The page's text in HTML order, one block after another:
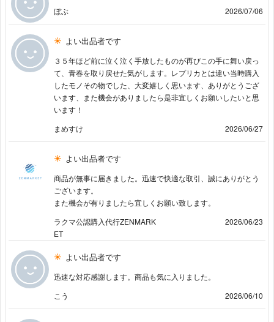
ぼぶ 2026/07/06
よい出品者です
３５年ほど前に泣く泣く手放したものが再びこの手に舞い戻っ
て、青春を取り戻せた気がします。レプリカとは違い当時購入
したモノその物でした、大変嬉しく思います、ありがとうござ
います、また機会がありましたら是非宜しくお願いしたいと思
います！
まめすけ
2026/06/27
よい出品者です
商品が無事に届きました。迅速で快適な取引、誠にありがとう
ございます。
また機会が有りましたら宜しくお願い致します。
ラクマ公認購入代行ZENMARK
ET
2026/06/23
よい出品者です
迅速な対応感謝します。商品も気に入りました。
こう
2026/06/10